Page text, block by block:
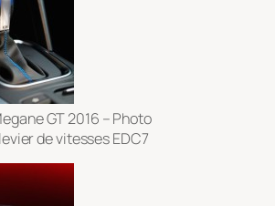
GT 2016 – Photo
de vitesses EDC7